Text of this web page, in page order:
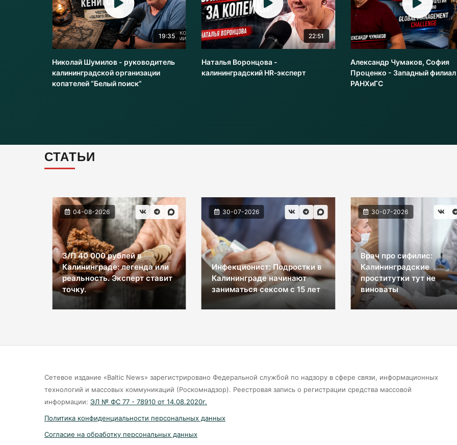
19:35
Николай Шумилов - руководитель
калининградской организации
копателей “Белый поиск”
22:51
Наталья Воронцова -
калининградский HR‑эксперт
Александр Чумаков, София
Проценко - Западный филиал
РАНХиГС
СТАТЬИ
04-08-2026
З/П 40 000 рублей в
Калининграде: легенда или
реальность. Эксперт ставит
точку.
30-07-2026
Инфекционист: Подростки в
Калининграде начинают
заниматься сексом с 15 лет
30-07-2026
Врач про сифилис:
Калининградские
проститутки тут не
виноваты
Сетевое издание «Baltic News» зарегистрировано Федеральной службой по надзору в сфере связи, информационных
технологий и массовых коммуникаций (Роскомнадзор). Реестровая запись о регистрации средства массовой
информации: ЭЛ № ФС 77 - 78910 от 14.08.2020г.
Политика конфиденциальности персональных данных
Согласие на обработку персональных данных